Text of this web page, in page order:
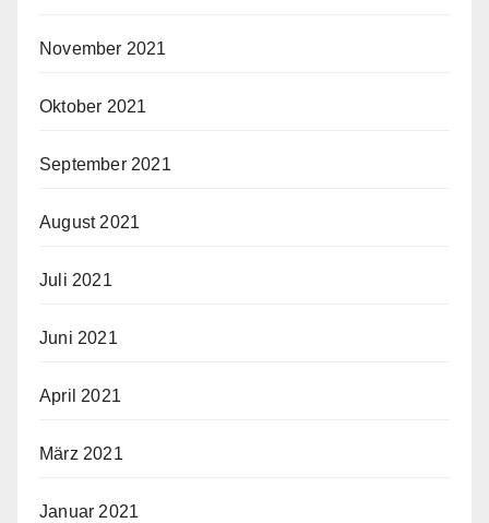
November 2021
Oktober 2021
September 2021
August 2021
Juli 2021
Juni 2021
April 2021
März 2021
Januar 2021